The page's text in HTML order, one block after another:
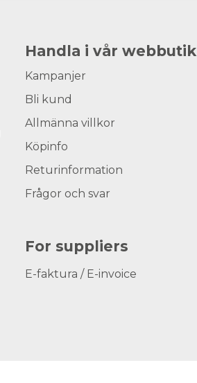
Handla i vår webbutik
Kampanjer
Bli kund
Allmänna villkor
Köpinfo
Returinformation
Frågor och svar
For suppliers
E-faktura / E-invoice